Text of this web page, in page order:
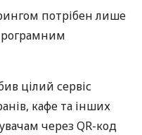
потрібен лише
цілий сервіс
кафе та інших
через QR-код